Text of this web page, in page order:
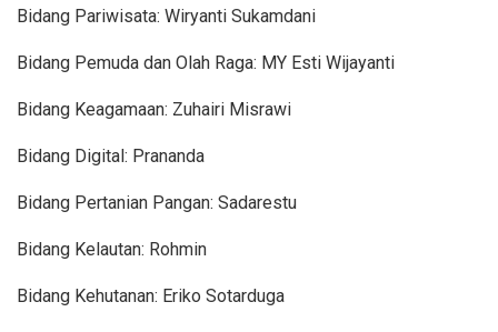
Bidang Pariwisata: Wiryanti Sukamdani
Bidang Pemuda dan Olah Raga: MY Esti Wijayanti
Bidang Keagamaan: Zuhairi Misrawi
Bidang Digital: Prananda
Bidang Pertanian Pangan: Sadarestu
Bidang Kelautan: Rohmin
Bidang Kehutanan: Eriko Sotarduga